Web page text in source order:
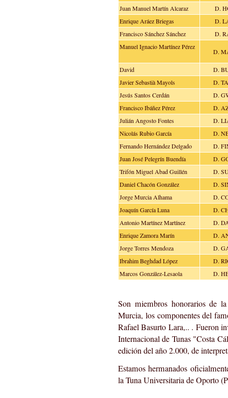
Juan Manuel Martín Alcaraz
D.
Enrique Aráez Briegas
D.
Francisco Sánchez Sánchez
D.
Manuel Ignacio Martínez Pérez
D.
David
D.
Javier Sebastià Mayols
D.
Jesús Santos Cerdán
D.
Francisco Ibáñez Pérez
D.
Julián Angosto Fontes
D.
Nicolás Rubio García
D.
Fernando Hernández Delgado
D.
Juan José Pelegrín Buendía
D.
Trifón Miguel Abad Guillén
D.
Daniel Chacón González
D.
Jorge Murcia Alhama
D.
Joaquín García Luna
D.
Antonio Martínez Martínez
D.
Enrique Zamora Marín
D.
Jorge Torres Mendoza
D.
Ibrahim Beghdad López
D.
Marcos González-Lesaola
D.
Son miembros honorarios de
Murcia, los componentes del
Rafael Basurto Lara,.. . Fueron
Internacional de Tunas "Costa
edición del año 2.000, de
Estamos hermanados
la Tuna Universitaria de Oporto